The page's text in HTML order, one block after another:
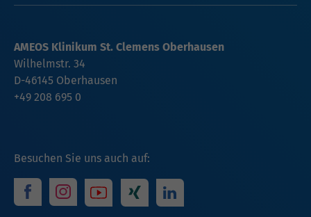
Besuchen Sie uns auch auf:
AMEOS Klinikum St. Clemens Oberhausen
Wilhelmstr. 34
D-46145 Oberhausen
+49 208 695 0